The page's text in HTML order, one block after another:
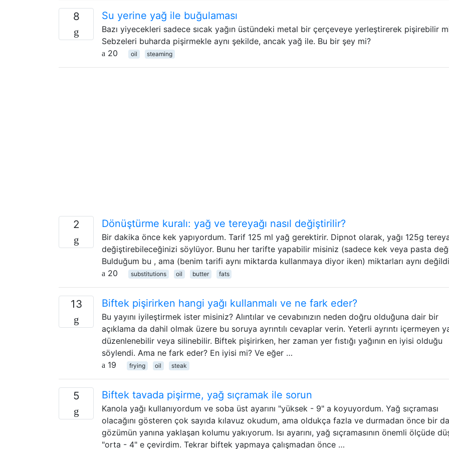
8 Su yerine yağ ile buğulaması
Bazı yiyecekleri sadece sıcak yağın üstündeki metal bir çerçeveye yerleştirerek pişirebilir
Sebzeleri buharda pişirmekle aynı şekilde, ancak yağ ile. Bu bir şey mi?
20
oil steaming
2 Dönüştürme kuralı: yağ ve tereyağı nasıl değiştirilir?
Bir dakika önce kek yapıyordum. Tarif 125 ml yağ gerektirir. Dipnot olarak, yağı 125g
değiştirebileceğinizi söylüyor. Bunu her tarifte yapabilir misiniz (sadece kek veya pasta
Bulduğum bu , ama (benim tarifi aynı miktarda kullanmaya diyor iken) miktarları aynı
20
substitutions oil butter fats
13 Biftek pişirirken hangi yağı kullanmalı ve ne fark eder?
Bu yayını iyileştirmek ister misiniz? Alıntılar ve cevabınızın neden doğru olduğuna dair bir
açıklama da dahil olmak üzere bu soruya ayrıntılı cevaplar verin. Yeterli ayrıntı içermeyen
düzenlenebilir veya silinebilir. Biftek pişirirken, her zaman yer fıstığı yağının en iyisi olduğu
söylendi. Ama ne fark eder? En iyisi mi? Ve eğer …
19
frying oil steak
5 Biftek tavada pişirme, yağ sıçramak ile sorun
Kanola yağı kullanıyordum ve soba üst ayarını "yüksek - 9" a koyuyordum. Yağ sıçraması
olacağını gösteren çok sayıda kılavuz okudum, ama oldukça fazla ve durmadan önce bir
gözümün yanına yaklaşan kolumu yakıyorum. Isı ayarını, yağ sıçramasının önemli ölçüde
"orta - 4" e çevirdim. Tekrar biftek yapmaya çalışmadan önce …